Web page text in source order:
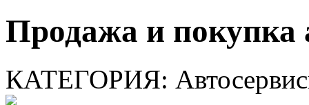
Продажа и покупка
КАТЕГОРИЯ: